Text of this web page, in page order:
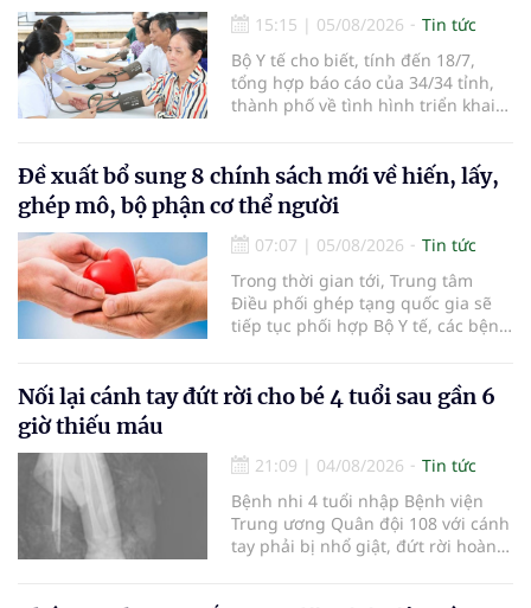
15:15 | 05/08/2026
Tin tức
Bộ Y tế cho biết, tính đến 18/7,
tổng hợp báo cáo của 34/34 tỉnh,
thành phố về tình hình triển khai
nhận 32.286.360 người, chiếm gần
30% dân số cả nước đã được khám
sức khỏe định kỳ năm nay.
Đề xuất bổ sung 8 chính sách mới về hiến, lấy,
ghép mô, bộ phận cơ thể người
07:07 | 05/08/2026
Tin tức
Trong thời gian tới, Trung tâm
Điều phối ghép tạng quốc gia sẽ
tiếp tục phối hợp Bộ Y tế, các bệnh
cường truyền thông, hoàn thiện
quy trình chuyên môn và hệ thống
hiến và ghép mô tạng.
Nối lại cánh tay đứt rời cho bé 4 tuổi sau gần 6
giờ thiếu máu
21:09 | 04/08/2026
Tin tức
Bệnh nhi 4 tuổi nhập Bệnh viện
Trung ương Quân đội 108 với cánh
tay phải bị nhổ giật, đứt rời hoàn